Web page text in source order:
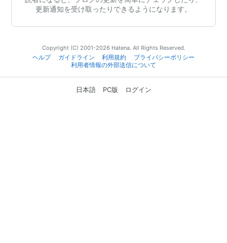
更新通知を受け取ったりできるようになります。
Copyright (C) 2001-2026 Hatena. All Rights Reserved.
ヘルプ
ガイドライン 利用規約
プライバシーポリシー
利用者情報の外部送信について
日本語 PC版 ログイン